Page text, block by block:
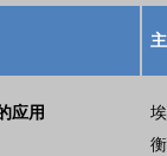
应用